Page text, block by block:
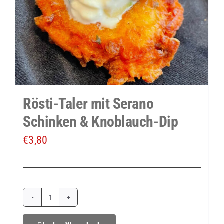
Rösti-Taler mit Serano
Schinken & Knoblauch-Dip
€3,80
Rösti-